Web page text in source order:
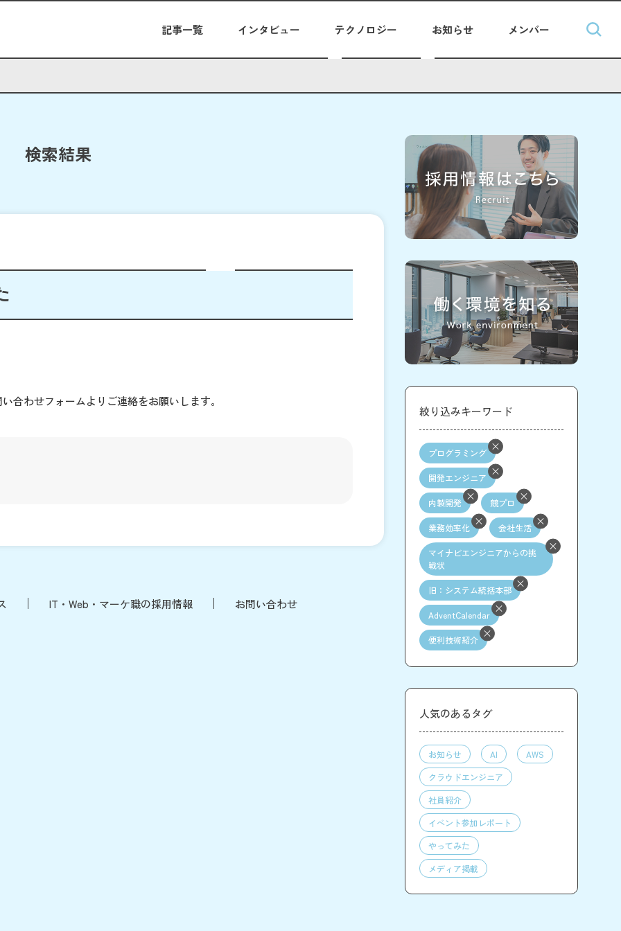
記事一覧 インタビュー テクノロジー お知らせ メンバー
検索結果
合わせフォームよりご連絡をお願いします。
IT・Web・マーケ職の採用情報 お問い合わせ
絞り込みキーワード
プログラミング
開発エンジニア
内製開発 競プロ
業務効率化 会社生活
マイナビエンジニアからの挑
戦状
旧：システム統括本部
AdventCalendar
便利技術紹介
人気のあるタグ
お知らせ AI
AWS
クラウドエンジニア
社員紹介
イベント参加レポート
やってみた
メディア掲載